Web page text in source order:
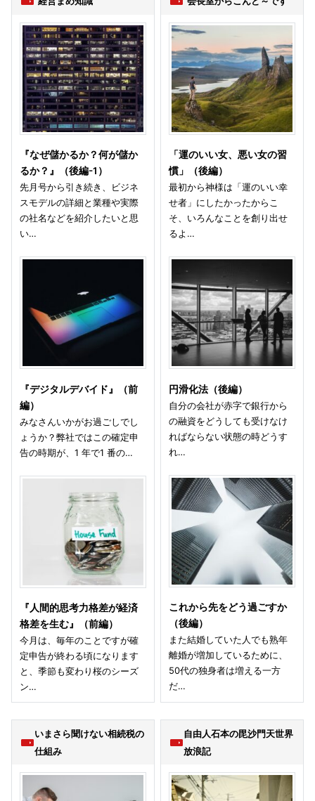
『なぜ儲かるか？何が儲か
るか？』（後編-1）
先月号から引き続き、ビジネ
スモデルの詳細と業種や実際
の社名などを紹介したいと思
い…
『デジタルデバイド』（前
編）
みなさんいかがお過ごしでし
ょうか？弊社ではこの確定申
告の時期が、1 年で1 番の…
『人間的思考力格差が経済
格差を生む』（前編）
今月は、毎年のことですが確
定申告が終わる頃になります
と、季節も変わり桜のシーズ
ン…
「運のいい女、悪い女の習
慣」（後編）
最初から神様は「運のいい幸
せ者」にしたかったからこ
そ、いろんなことを創り出せ
るよ…
円滑化法（後編）
自分の会社が赤字で銀行から
の融資をどうしても受けなけ
ればならない状態の時どうす
れ…
これから先をどう過ごすか
（後編）
また結婚していた人でも熟年
離婚が増加しているために、
50代の独身者は増える一方
だ…
いまさら聞けない相続税の
仕組み
自由人石本の毘沙門天世界
放浪記